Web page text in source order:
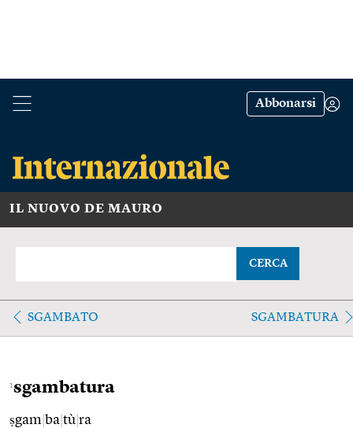
Abbonarsi
IL NUOVO DE MAURO
CERCA
SGAMBATO SGAMBATURA
1sgambatura
ṣgam ba tù ra